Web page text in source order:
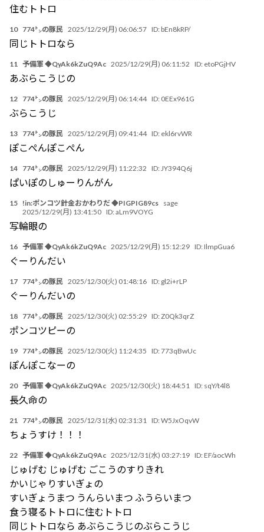
住むトトロ
10 774㌧の豚民 2025/12/29(月) 06:06:57 ID: bEn8kRP/
同じトトロなら
11 予備軍 ◆QyAk6kZuQ9Ac 2025/12/29(月) 06:11:52 ID: etoPGjHV
あぶらこうじの
12 774㌧の豚民 2025/12/29(月) 06:14:44 ID: 0EEx961G
ぶらこうじ
13 774㌧の豚民 2025/12/29(月) 09:41:44 ID: ekl6rvWR
ぽこぺんぽこぺん
14 774㌧の豚民 2025/12/29(月) 11:22:32 ID:JY394Q6j
ぱいぽのしゅーりんがん
15 !in:ポンコツ針金おかわりだ ◆PIGPIG89cs sage
2025/12/29(月) 13:41:50 ID:aLm9VOYG
写輪眼の
16 予備軍 ◆QyAk6kZuQ9Ac 2025/12/29(月) 15:12:29 ID: IlmpGua6
ぐーりんだい
17 774㌧の豚民 2025/12/30(火) 01:48:16 ID: gl2i+rLP
ぐーりんだいの
18 774㌧の豚民 2025/12/30(火) 02:55:29 ID:Z0Qk3qrZ
ポンコツピーの
19 774㌧の豚民 2025/12/30(火) 11:24:35 ID:773qBwUc
ぽんぽこなーの
20 予備軍 ◆QyAk6kZuQ9Ac 2025/12/30(火) 18:44:51 ID: sqY/t4l8
長久命の
21 774㌧の豚民 2025/12/31(水) 02:31:31 ID:W5JxOqvW
ちょうすけ！！！
22 予備軍 ◆QyAk6kZuQ9Ac 2025/12/31(水) 03:27:19 ID: EF/aocWh
じゅげむ じゅげむ ごこうのすりきれ
かいじゃりすいぎょの
すいぎょうまつ うんらいまつ ふうらいまつ
食う寝るトトロに住むトトロ
同じトトロなら あぶらこうじのぶらこうじ